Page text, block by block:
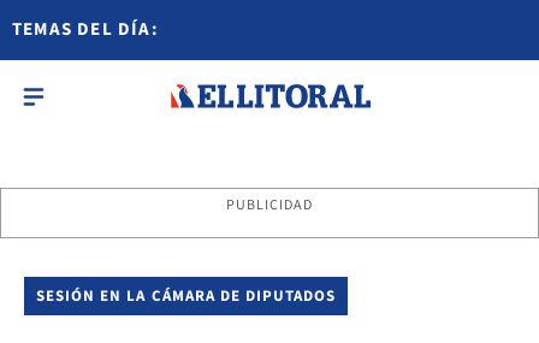
TEMAS DEL DÍA:
PUBLICIDAD
SESIÓN EN LA CÁMARA DE DIPUTADOS